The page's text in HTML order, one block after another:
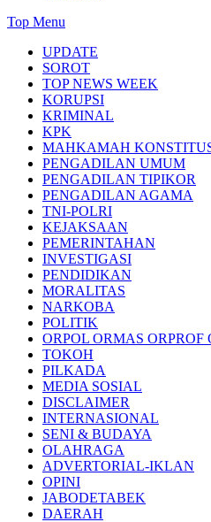
Top Menu
UPDATE
SOROT
TOP NEWS WEEK
KORUPSI
KRIMINAL
KPK
MAHKAMAH
PENGADILAN UMUM
PENGADILAN TIPIKOR
PENGADILAN AGAMA
TNI-POLRI
KEJAKSAAN
PEMERINTAHAN
INVESTIGASI
PENDIDIKAN
MORALITAS
NARKOBA
POLITIK
ORPOL ORMAS
TOKOH
PILKADA
MEDIA SOSIAL
DISCLAIMER
INTERNASIONAL
SENI & BUDAYA
OLAHRAGA
ADVERTORIAL-IKLAN
OPINI
JABODETABEK
DAERAH